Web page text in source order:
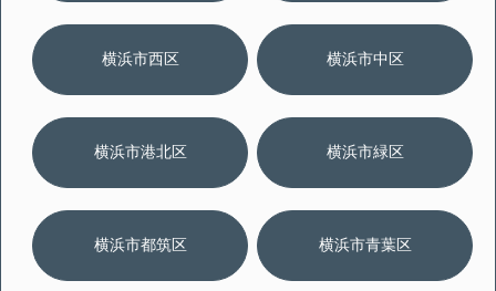
横浜市西区 横浜市中区
横浜市港北区 横浜市緑区
横浜市都筑区 横浜市青葉区